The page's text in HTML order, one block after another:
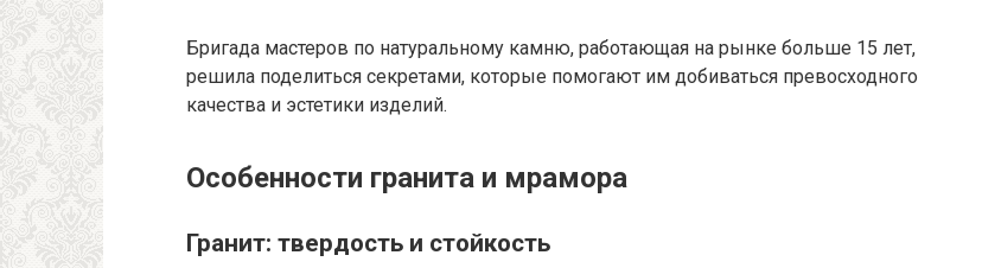
Бригада мастеров по натуральному камню, работающая на рынке больше 15 лет,
решила поделиться секретами, которые помогают им добиваться превосходного
качества и эстетики изделий.
Особенности гранита и мрамора
Гранит: твердость и стойкость